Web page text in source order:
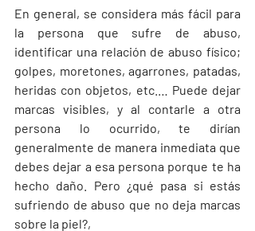
En general, se considera más fácil para
la persona que sufre de abuso,
identificar una relación de abuso físico;
golpes, moretones, agarrones, patadas,
heridas con objetos, etc.… Puede dejar
marcas visibles, y al contarle a otra
persona lo ocurrido, te dirían
generalmente de manera inmediata que
debes dejar a esa persona porque te ha
hecho daño. Pero ¿qué pasa si estás
sufriendo de abuso que no deja marcas
sobre la piel?,